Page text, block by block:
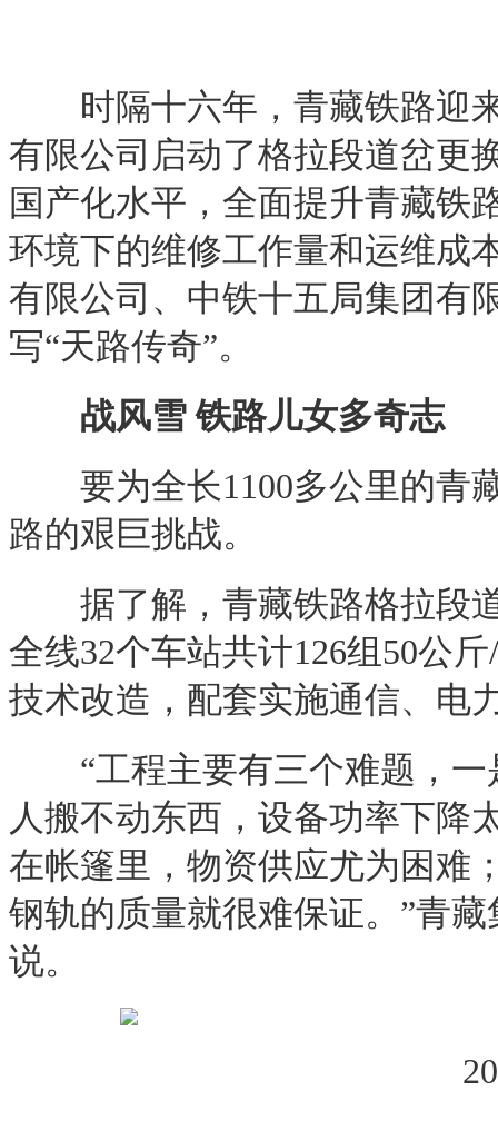
时隔十六年，青藏铁路迎来
有限公司启动了格拉段道岔更
国产化水平，全面提升青藏铁
环境下的维修工作量和运维成
有限公司、中铁十五局集团有
写“天路传奇”。
战风雪 铁路儿女多奇志
要为全长1100多公里的青藏
路的艰巨挑战。
据了解，青藏铁路格拉段道
全线32个车站共计126组50公
技术改造，配套实施通信、电
“工程主要有三个难题，一
人搬不动东西，设备功率下降
在帐篷里，物资供应尤为困难
钢轨的质量就很难保证。”青
说。